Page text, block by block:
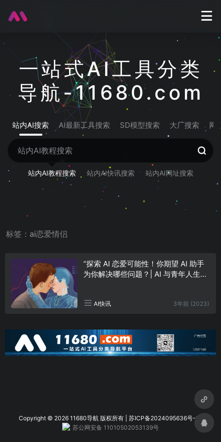
一站式AI工具分类
导航-11680.com
站内AI搜索 AI最新工具搜索 SD模型搜索 大厂搜索 网
站内AI教程搜索 站内AI快讯搜索 站内AI网址搜索
标签：ai恋爱情侣
“探索 AI 恋爱可能性！你期望 AI 助手
为你解决哪些问题？| AI 与青年人生活
AI快讯 3年前 (2023)
Copyright © 2026 11680导航 版权所有 | 苏ICP备2024095636号-1
苏公网安备 11010502053139号